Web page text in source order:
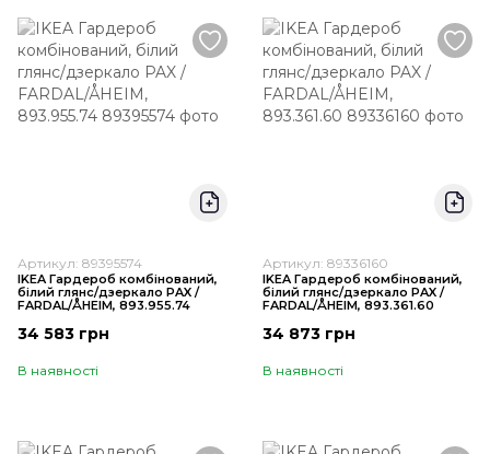
Артикул: 89395574
IKEA Гардероб комбінований,
білий глянс/дзеркало PAX /
FARDAL/ÅHEIM, 893.955.74
34 583 грн
В наявності
Артикул: 89336160
IKEA Гардероб комбінований,
білий глянс/дзеркало PAX /
FARDAL/ÅHEIM, 893.361.60
34 873 грн
В наявності